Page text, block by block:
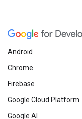
Android
Chrome
Firebase
Google Cloud Platform
Google AI